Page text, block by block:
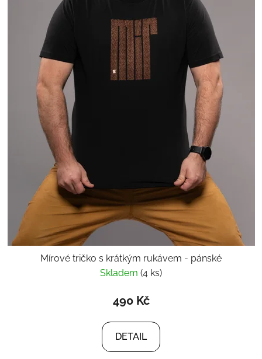
Mírové tričko s krátkým rukávem - pánské
Skladem (4 ks)
490 Kč
DETAIL